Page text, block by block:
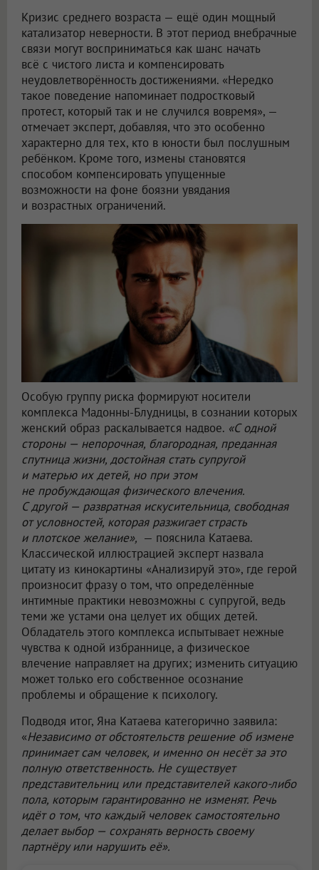
Кризис среднего возраста — ещё один мощный
катализатор неверности. В этот период внебрачные
связи могут восприниматься как шанс начать
всё с чистого листа и компенсировать
неудовлетворённость достижениями. «Нередко
такое поведение напоминает подростковый
протест, который так и не случился вовремя», —
отмечает эксперт, добавляя, что это особенно
характерно для тех, кто в юности был послушным
ребёнком. Кроме того, измены становятся
способом компенсировать упущенные
возможности на фоне боязни увядания
и возрастных ограничений.
Особую группу риска формируют носители
комплекса Мадонны-Блудницы, в сознании которых
женский образ раскалывается надвое. «С одной
стороны — непорочная, благородная, преданная
спутница жизни, достойная стать супругой
и матерью их детей, но при этом
не пробуждающая физического влечения.
С другой — развратная искусительница, свободная
от условностей, которая разжигает страсть
и плотское желание», — пояснила Катаева.
Классической иллюстрацией эксперт назвала
цитату из кинокартины «Анализируй это», где герой
произносит фразу о том, что определённые
интимные практики невозможны с супругой, ведь
теми же устами она целует их общих детей.
Обладатель этого комплекса испытывает нежные
чувства к одной избраннице, а физическое
влечение направляет на других; изменить ситуацию
может только его собственное осознание
проблемы и обращение к психологу.
Подводя итог, Яна Катаева категорично заявила:
«Независимо от обстоятельств решение об измене
принимает сам человек, и именно он несёт за это
полную ответственность. Не существует
представительниц или представителей какого-либо
пола, которым гарантированно не изменят. Речь
идёт о том, что каждый человек самостоятельно
делает выбор — сохранять верность своему
партнёру или нарушить её».